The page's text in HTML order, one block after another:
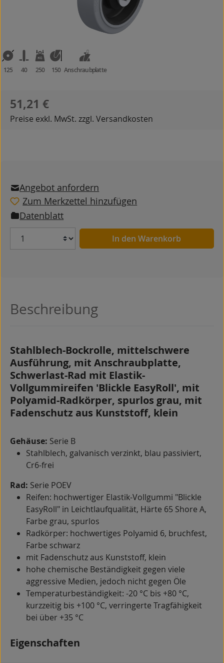
125 40 250 150 Anschraubplatte
Regulärer Preis:
51,21 €
Preise exkl. MwSt. zzgl. Versandkosten
Angebot anfordern
Zum Merkzettel hinzufügen
Datenblatt
Anzahl In den Warenkorb
Beschreibung
Stahlblech-Bockrolle, mittelschwere
Ausführung, mit Anschraubplatte,
Schwerlast-Rad mit Elastik-
Vollgummireifen 'Blickle EasyRoll', mit
Polyamid-Radkörper, spurlos grau, mit
Fadenschutz aus Kunststoff, klein
Gehäuse: Serie B
Stahlblech, galvanisch verzinkt, blau passiviert,
Cr6-frei
Rad: Serie POEV
Reifen: hochwertiger Elastik-Vollgummi "Blickle
EasyRoll" in Leichtlaufqualität, Härte 65 Shore A,
Farbe grau, spurlos
Radkörper: hochwertiges Polyamid 6, bruchfest,
Farbe schwarz
mit Fadenschutz aus Kunststoff, klein
hohe chemische Beständigkeit gegen viele
aggressive Medien, jedoch nicht gegen Öle
Temperaturbeständigkeit: -20 °C bis +80 °C,
kurzzeitig bis +100 °C, verringerte Tragfähigkeit
bei über +35 °C
Eigenschaften